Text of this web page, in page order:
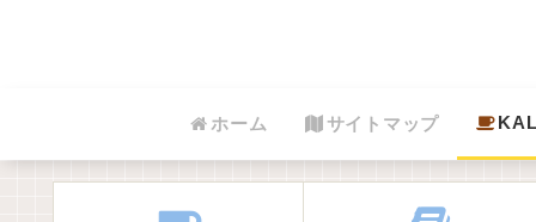
ホーム サイトマップ